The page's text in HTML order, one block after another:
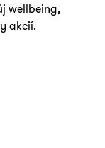
wellbeing,
akcií.